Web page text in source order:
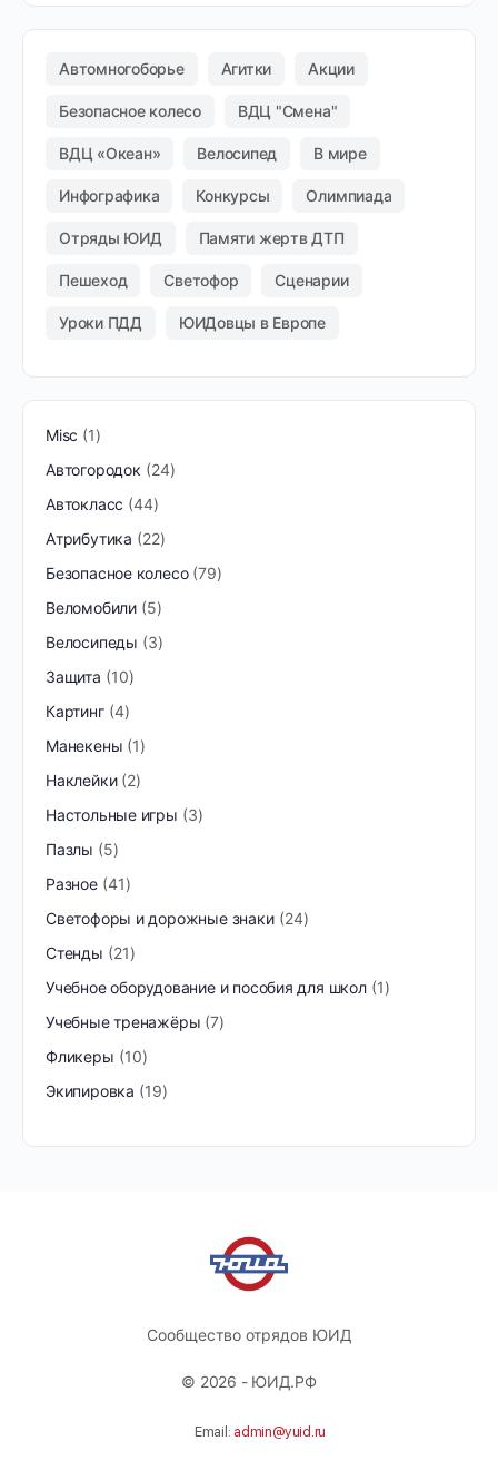
Автомногоборье Агитки Акции
Безопасное колесо ВДЦ "Смена"
ВДЦ «Океан» Велосипед В мире
Инфографика Конкурсы Олимпиада
Отряды ЮИД Памяти жертв ДТП
Пешеход Светофор Сценарии
Уроки ПДД ЮИДовцы в Европе
Misc
1
Автогородок
24
Автокласс 44
Атрибутика
22
Безопасное колесо 79
Веломобили 5
Велосипеды
3
Защита
10
Картинг 4
Манекены 1
Наклейки 2
Настольные игры
3
Пазлы
5
Разное 41
Светофоры и дорожные знаки
24
Стенды
21
Учебное оборудование и пособия для школ 1
Учебные тренажёры 7
Фликеры
10
Экипировка
19
Сообщество отрядов ЮИД
© 2026 - ЮИД.РФ
Email: admin@yuid.ru